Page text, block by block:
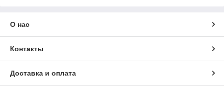
О нас
Контакты
Доставка и оплата